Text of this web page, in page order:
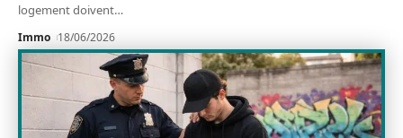
logement doivent…
Immo 18/06/2026